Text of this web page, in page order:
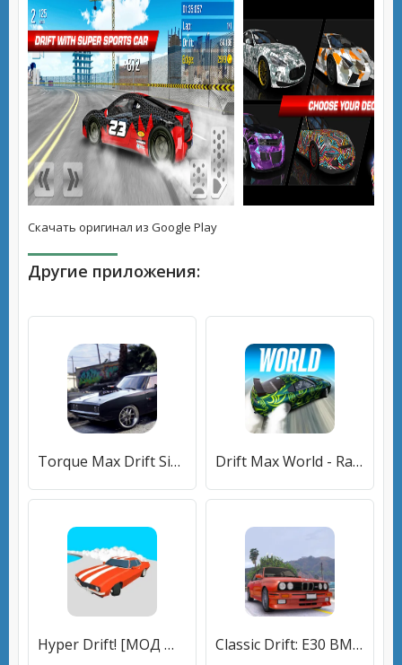
Скачать оригинал из Google Play
Другие приложения:
Torque Max Drift Simulator (Торк Макс Дрифт Симулятор) [МОД Все открыто] APK Android Drift Max World - Racing Game (Дрифт Макс Ворлд) [МОД Бесконечные монеты] APK Android
Hyper Drift! [МОД Много денег] APK Android Classic Drift: E30 BMW Racer (Классический дрифт) [МОД Mega Pack] APK Android